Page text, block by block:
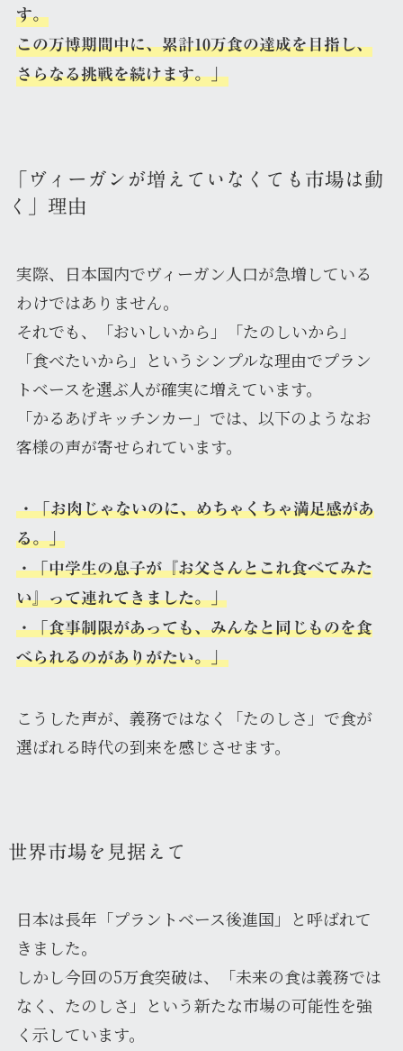
す。
この万博期間中に、累計10万食の達成を目指し、
さらなる挑戦を続けます。」
「ヴィーガンが増えていなくても市場は動
く」理由
実際、日本国内でヴィーガン人口が急増している
わけではありません。
それでも、「おいしいから」「たのしいから」
「食べたいから」というシンプルな理由でプラン
トベースを選ぶ人が確実に増えています。
「かるあげキッチンカー」では、以下のようなお
客様の声が寄せられています。
・「お肉じゃないのに、めちゃくちゃ満足感があ
る。」
・「中学生の息子が『お父さんとこれ食べてみた
い』って連れてきました。」
・「食事制限があっても、みんなと同じものを食
べられるのがありがたい。」
こうした声が、義務ではなく「たのしさ」で食が
選ばれる時代の到来を感じさせます。
世界市場を見据えて
日本は長年「プラントベース後進国」と呼ばれて
きました。
しかし今回の5万食突破は、「未来の食は義務では
なく、たのしさ」という新たな市場の可能性を強
く示しています。